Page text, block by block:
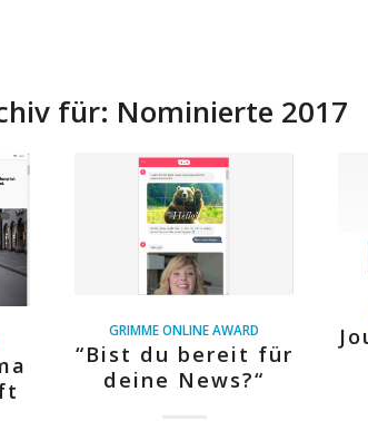
für: Nominierte 2017
GRIMME ONLINE AWARD
“Bist du bereit für
deine News?“